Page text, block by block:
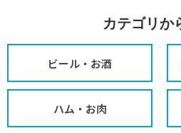
カテゴリか
ビール・お酒
ハム・お肉